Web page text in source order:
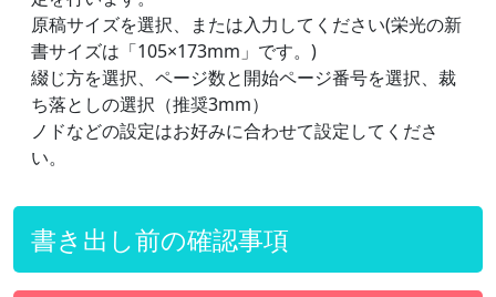
原稿サイズを選択、または入力してください(栄光の新
書サイズは「105×173mm」です。)
綴じ方を選択、ページ数と開始ページ番号を選択、裁
ち落としの選択（推奨3mm）
ノドなどの設定はお好みに合わせて設定してくださ
い。
書き出し前の確認事項